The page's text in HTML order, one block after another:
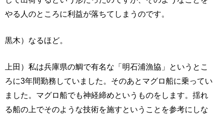
やる人のところに利益が落ちてしまうのです。
黒木）なるほど。
上田）私は兵庫県の鯛で有名な「明石浦漁協」というとこ
ろに3年間勤務していました。そのあとマグロ船に乗ってい
ました。マグロ船でも神経締めというものをします。揺れ
る船の上でそのような技術を施すということを参考にしな